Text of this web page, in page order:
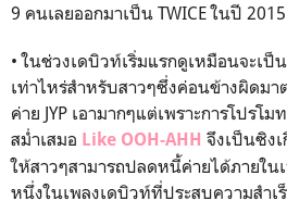
9 คนเลยออกมาเป็น TWICEในปี 2015
• ในช่วงเดบิวท์เริ่มแรกดูเหมือนจะเป็
เท่าไหร่สำหรับสาวๆซึ่งค่อนข้างผิดมา
ค่าย JYP เอามากๆแต่เพราะการโปรโ
สม่ำเสมอ Like OOH-AHH จึงเป็นซิง
ให้สาวๆสามารถปลดหนี้ค่ายได้ภายใน
หนึ่งในเพลงเดบิวท์ที่ประสบความสำเ